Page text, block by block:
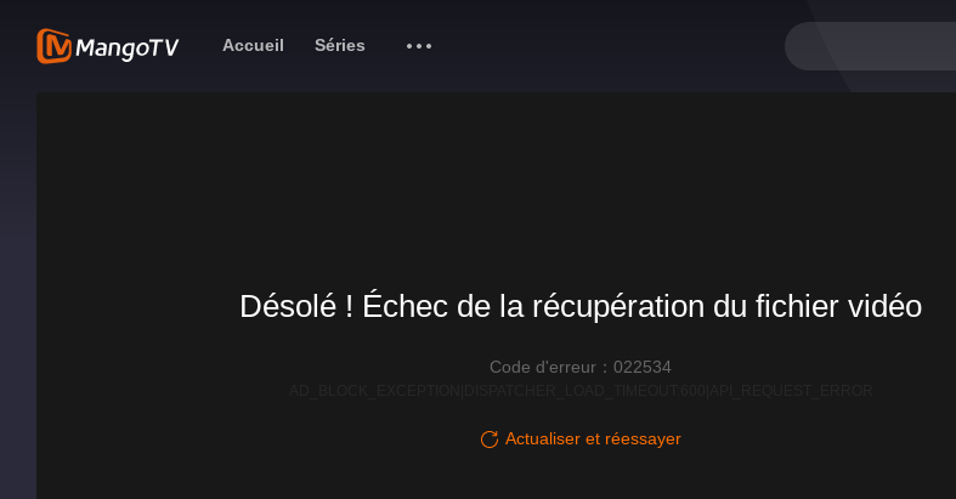
Accueil Séries
Désolé ! Échec de la récupération du fichier vidéo
Code d'erreur：022534
Actualiser et réessayer